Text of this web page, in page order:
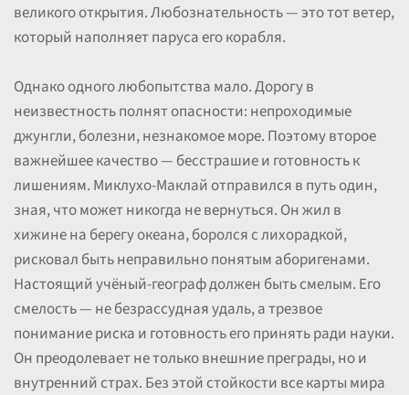
великого открытия. Любознательность — это тот ветер,
который наполняет паруса его корабля.
Однако одного любопытства мало. Дорогу в
неизвестность полнят опасности: непроходимые
джунгли, болезни, незнакомое море. Поэтому второе
важнейшее качество — бесстрашие и готовность к
лишениям. Миклухо-Маклай отправился в путь один,
зная, что может никогда не вернуться. Он жил в
хижине на берегу океана, боролся с лихорадкой,
рисковал быть неправильно понятым аборигенами.
Настоящий учёный-географ должен быть смелым. Его
смелость — не безрассудная удаль, а трезвое
понимание риска и готовность его принять ради науки.
Он преодолевает не только внешние преграды, но и
внутренний страх. Без этой стойкости все карты мира